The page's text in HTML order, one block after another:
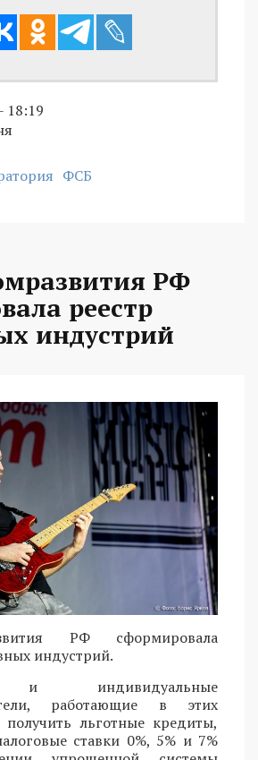
18:19
ФСБ
РФ
реестр
индустрий
РФ сформировала
индустрий.
и индивидуальные
работающие в этих
получить льготные кредиты,
ставки 0%, 5% и 7%